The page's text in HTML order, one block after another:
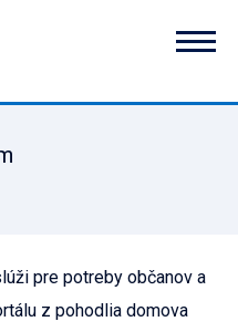
pre potreby občanov a
z pohodlia domova